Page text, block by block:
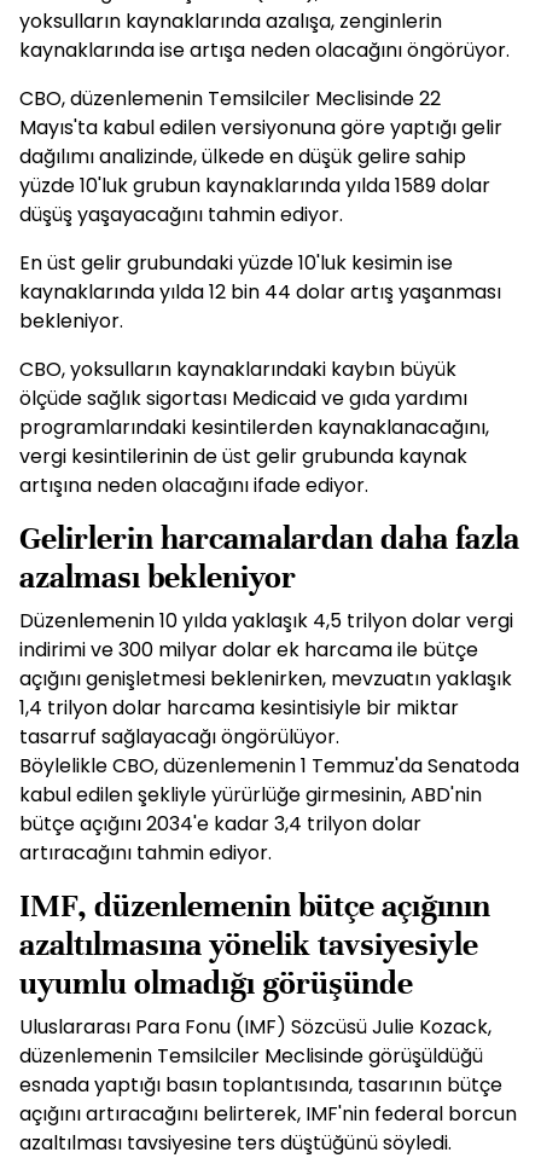
yoksulların kaynaklarında azalışa, zenginlerin
kaynaklarında ise artışa neden olacağını öngörüyor.
CBO, düzenlemenin Temsilciler Meclisinde 22
Mayıs'ta kabul edilen versiyonuna göre yaptığı gelir
dağılımı analizinde, ülkede en düşük gelire sahip
yüzde 10'luk grubun kaynaklarında yılda 1589 dolar
düşüş yaşayacağını tahmin ediyor.
En üst gelir grubundaki yüzde 10'luk kesimin ise
kaynaklarında yılda 12 bin 44 dolar artış yaşanması
bekleniyor.
CBO, yoksulların kaynaklarındaki kaybın büyük
ölçüde sağlık sigortası Medicaid ve gıda yardımı
programlarındaki kesintilerden kaynaklanacağını,
vergi kesintilerinin de üst gelir grubunda kaynak
artışına neden olacağını ifade ediyor.
Gelirlerin harcamalardan daha fazla
azalması bekleniyor
Düzenlemenin 10 yılda yaklaşık 4,5 trilyon dolar vergi
indirimi ve 300 milyar dolar ek harcama ile bütçe
açığını genişletmesi beklenirken, mevzuatın yaklaşık
1,4 trilyon dolar harcama kesintisiyle bir miktar
tasarruf sağlayacağı öngörülüyor.
Böylelikle CBO, düzenlemenin 1 Temmuz'da Senatoda
kabul edilen şekliyle yürürlüğe girmesinin, ABD'nin
bütçe açığını 2034'e kadar 3,4 trilyon dolar
artıracağını tahmin ediyor.
IMF, düzenlemenin bütçe açığının
azaltılmasına yönelik tavsiyesiyle
uyumlu olmadığı görüşünde
Uluslararası Para Fonu (IMF) Sözcüsü Julie Kozack,
düzenlemenin Temsilciler Meclisinde görüşüldüğü
esnada yaptığı basın toplantısında, tasarının bütçe
açığını artıracağını belirterek, IMF'nin federal borcun
azaltılması tavsiyesine ters düştüğünü söyledi.